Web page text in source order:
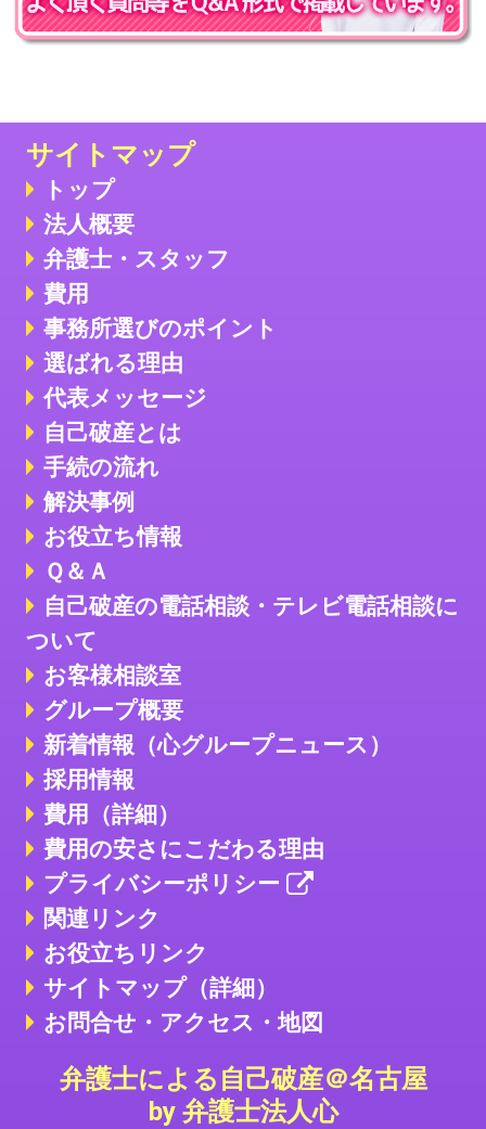
サイトマップ
トップ
法人概要
弁護士・スタッフ
費用
事務所選びのポイント
選ばれる理由
代表メッセージ
自己破産とは
手続の流れ
解決事例
お役立ち情報
Ｑ＆Ａ
自己破産の電話相談・テレビ電話相談に
ついて
お客様相談室
グループ概要
新着情報（心グループニュース）
採用情報
費用（詳細）
費用の安さにこだわる理由
プライバシーポリシー
関連リンク
お役立ちリンク
サイトマップ（詳細）
お問合せ・アクセス・地図
弁護士による自己破産＠名古屋
by 弁護士法人心